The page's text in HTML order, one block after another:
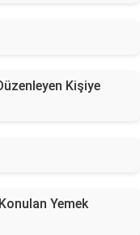
Kişiye
Yemek